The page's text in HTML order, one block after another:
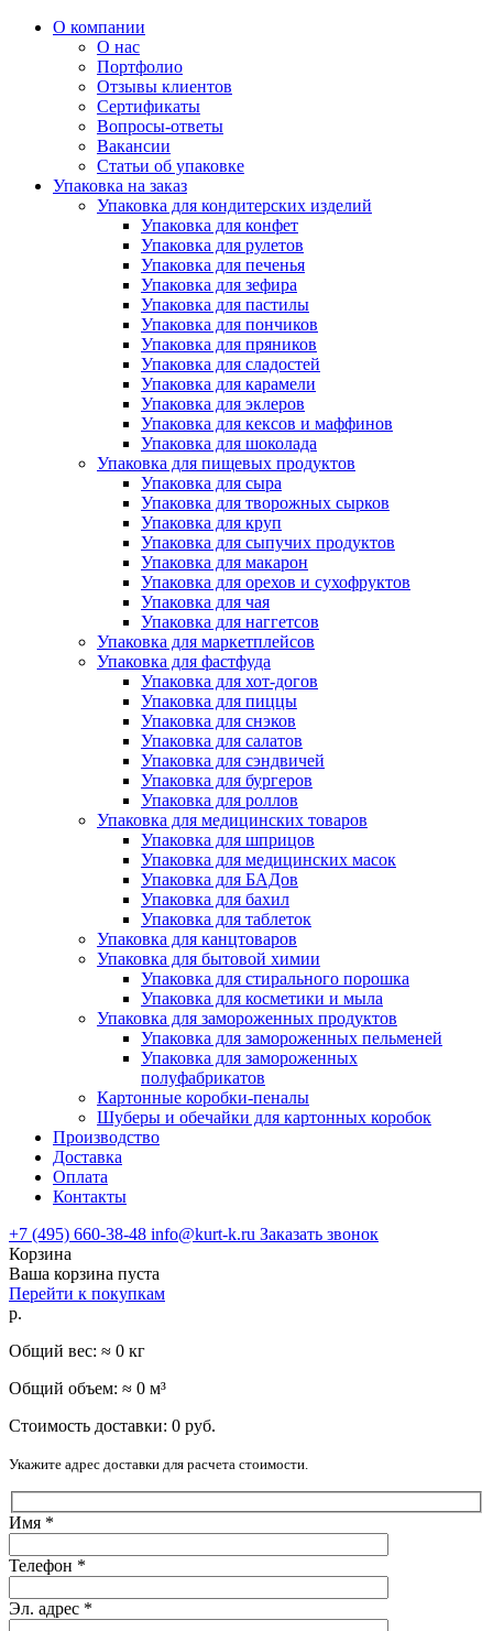
О компании
О нас
Портфолио
Отзывы клиентов
Сертификаты
Вопросы-ответы
Вакансии
Статьи об упаковке
Упаковка на заказ
Упаковка для кондитерских изделий
Упаковка для конфет
Упаковка для рулетов
Упаковка для печенья
Упаковка для зефира
Упаковка для пастилы
Упаковка для пончиков
Упаковка для пряников
Упаковка для сладостей
Упаковка для карамели
Упаковка для эклеров
Упаковка для кексов и маффинов
Упаковка для шоколада
Упаковка для пищевых продуктов
Упаковка для сыра
Упаковка для творожных сырков
Упаковка для круп
Упаковка для сыпучих продуктов
Упаковка для макарон
Упаковка для орехов и сухофруктов
Упаковка для чая
Упаковка для наггетсов
Упаковка для маркетплейсов
Упаковка для фастфуда
Упаковка для хот-догов
Упаковка для пиццы
Упаковка для снэков
Упаковка для салатов
Упаковка для сэндвичей
Упаковка для бургеров
Упаковка для роллов
Упаковка для медицинских товаров
Упаковка для шприцов
Упаковка для медицинских масок
Упаковка для БАДов
Упаковка для бахил
Упаковка для таблеток
Упаковка для канцтоваров
Упаковка для бытовой химии
Упаковка для стирального порошка
Упаковка для косметики и мыла
Упаковка для замороженных продуктов
Упаковка для замороженных пельменей
Упаковка для замороженных
полуфабрикатов
Картонные коробки-пеналы
Шуберы и обечайки для картонных коробок
Производство
Доставка
Оплата
Контакты
+7 (495) 660-38-48 info@kurt-k.ru Заказать звонок
Корзина
Ваша корзина пуста
Перейти к покупкам
р.
Общий вес: ≈ 0 кг
Общий объем: ≈ 0 м³
Стоимость доставки: 0 руб.
Укажите адрес доставки для расчета стоимости.
Имя *
Телефон *
Эл. адрес *